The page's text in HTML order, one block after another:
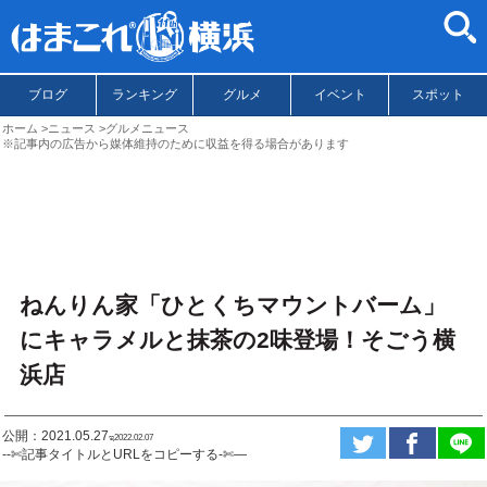
ブログ ランキング グルメ イベント スポット
ホーム ニュース
グルメニュース
※記事内の広告から媒体維持のために収益を得る場合があります
ねんりん家「ひとくちマウントバーム」
にキャラメルと抹茶の2味登場！そごう横
浜店
公開：2021.05.27ಇ2022.02.07
--✄記事タイトルとURLをコピーする-✄—